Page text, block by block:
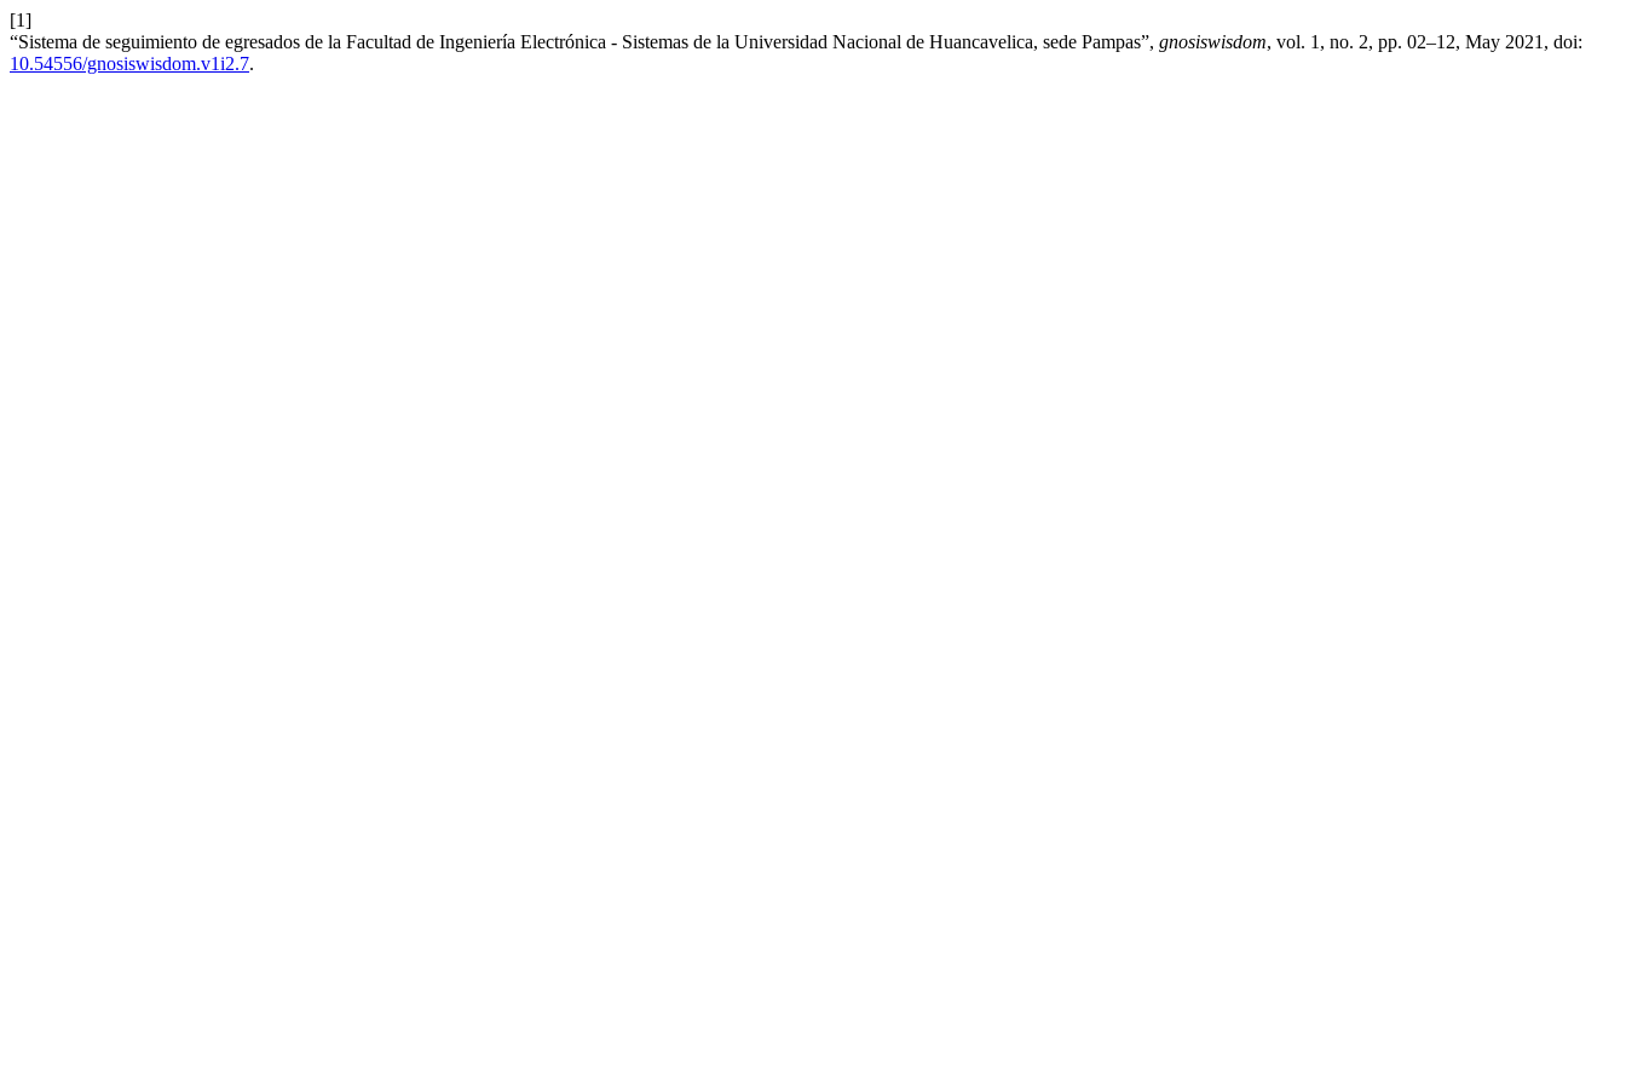
[1]
“Sistema de seguimiento de egresados de la Facultad de Ingeniería Electrónica - Sistemas de la Universidad Nacional de Huancavelica, sede Pampas”, gnosiswisdom, vol. 1, no. 2, pp. 02–12, May 2021, doi:
10.54556/gnosiswisdom.v1i2.7.